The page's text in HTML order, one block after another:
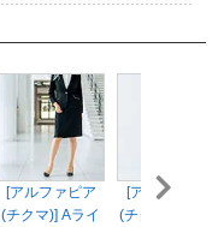
[アルファピア
(チクマ)] Aライ
[アルファピア
(チクマ)] ベス